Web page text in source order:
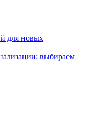
для новых
выбираем